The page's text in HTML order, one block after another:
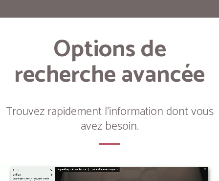
Options de
recherche avancée
Trouvez rapidement l'information dont vous
avez besoin.